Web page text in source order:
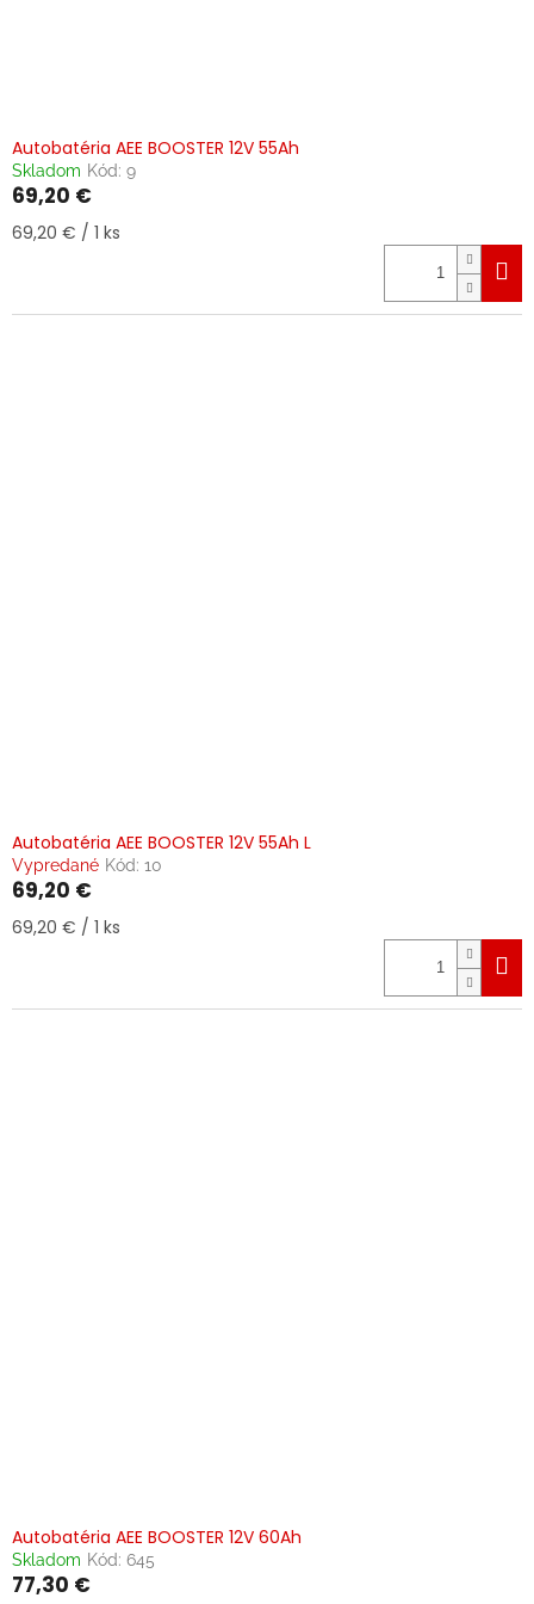
Autobatéria AEE BOOSTER 12V 55Ah
Skladom Kód: 9
69,20 €
Jednotková
69,20 € / 1 ks
Autobatéria AEE BOOSTER 12V 55Ah L
Vypredané Kód: 10
69,20 €
Jednotková
69,20 € / 1 ks
Autobatéria AEE BOOSTER 12V 60Ah
Skladom Kód: 645
77,30 €